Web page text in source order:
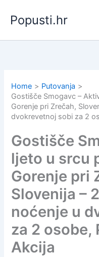
content
Popusti.hr
Home
Putovanja
Gostišče Smogavc –
Gorenje pri Zrečah,
dvokrevetnoj sobi za 2
Gostišče
ljeto u srcu
Gorenje pri
Slovenija –
noćenje u
za 2 osobe,
Akcija